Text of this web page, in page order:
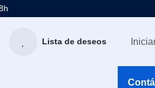
Lista de deseos